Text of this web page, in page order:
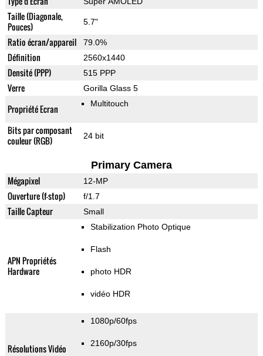
Taille (Diagonale,
Pouces)
5.7"
Ratio écran/appareil 79.0%
Définition 2560x1440
Densité (PPP) 515 PPP
Verre Gorilla Glass 5
Propriété Ecran Multitouch
Bits par composant
couleur (RGB)
24 bit
Primary Camera
Mégapixel 12-MP
Ouverture (f-stop) f/1.7
Taille Capteur Small
APN Propriétés
Hardware
Stabilization Photo Optique
Flash
photo HDR
vidéo HDR
Résolutions Vidéo
1080p/60fps
2160p/30fps